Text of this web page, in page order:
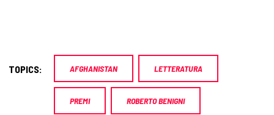
TOPICS: AFGHANISTAN LETTERATURA
PREMI ROBERTO BENIGNI